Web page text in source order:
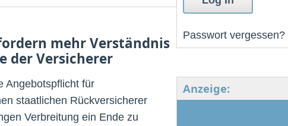
mehr Verständnis
der Versicherer
Angebotspflicht für
staatlichen Rückversicherer
Verbreitung ein Ende zu
Passwort vergessen?
Anzeige: